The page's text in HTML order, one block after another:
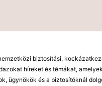
biztosítási,
híreket és témákat,
ügynökök és a biztosítóknál